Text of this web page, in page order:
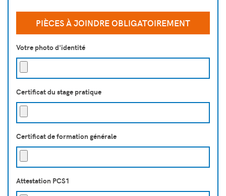
PIÈCES À JOINDRE OBLIGATOIREMENT
Votre photo d'identité
Certificat du stage pratique
Certificat de formation générale
Attestation PCS1